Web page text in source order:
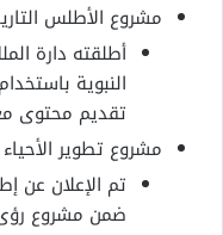
مشروع الأطلس
أطلقته دارة
النبوية
تقديم محتوى
مشروع تطوير
تم الإعلان عن
ضمن مشروع